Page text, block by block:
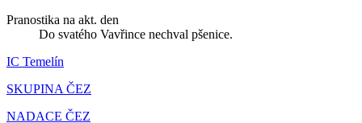
Pranostika na akt. den
Do svatého Vavřince nechval pšenice.
IC Temelín
SKUPINA ČEZ
NADACE ČEZ